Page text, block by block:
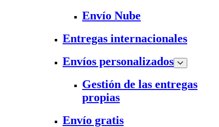
Envío Nube
Entregas internacionales
Envíos personalizados
Gestión de las entregas
propias
Envío gratis